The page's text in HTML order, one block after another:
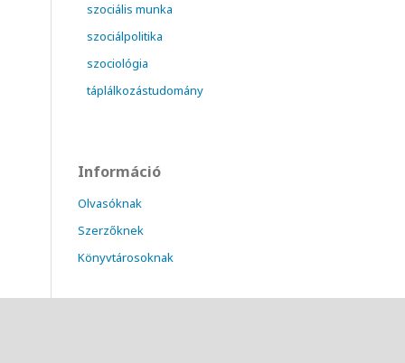
szociális munka
szociálpolitika
szociológia
táplálkozástudomány
Információ
Olvasóknak
Szerzőknek
Könyvtárosoknak